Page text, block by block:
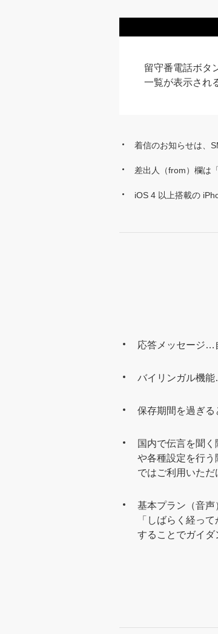
留守番電話ボタ
一覧が表示され
着信のお知らせは、
差出人（from）欄は
iOS 4 以上搭載の
応答メッセージ…
バイリンガル機
保存期間を過ぎる
国内で伝言を聞
や各種設定を行
ではご利用いただ
基本プラン（音声
「しばらく経っ
することでガイダ